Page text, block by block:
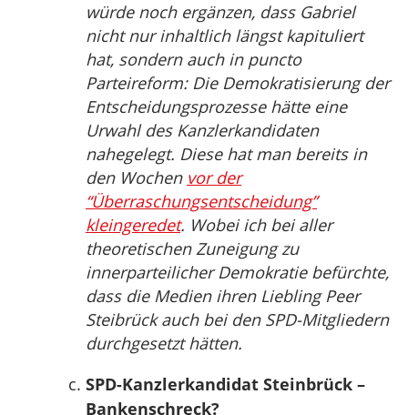
würde noch ergänzen, dass Gabriel
nicht nur inhaltlich längst kapituliert
hat, sondern auch in puncto
Parteireform: Die Demokratisierung der
Entscheidungsprozesse hätte eine
Urwahl des Kanzlerkandidaten
nahegelegt. Diese hat man bereits in
den Wochen vor der
“Überraschungsentscheidung”
kleingeredet. Wobei ich bei aller
theoretischen Zuneigung zu
innerparteilicher Demokratie befürchte,
dass die Medien ihren Liebling Peer
Steibrück auch bei den SPD-Mitgliedern
durchgesetzt hätten.
SPD-Kanzlerkandidat Steinbrück –
Bankenschreck?